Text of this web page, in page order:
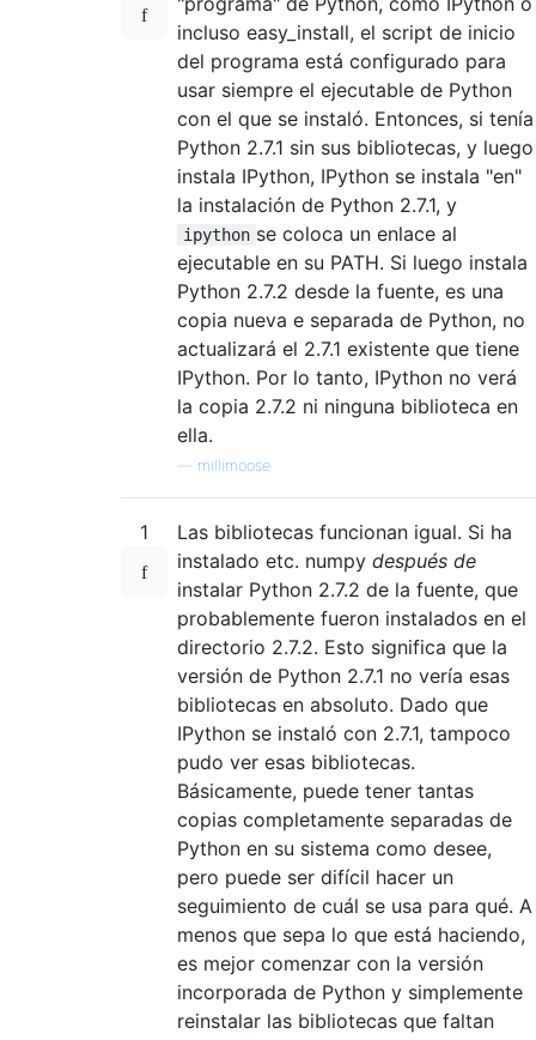
incluso easy_install, el script de inicio
del programa está configurado para
usar siempre el ejecutable de Python
con el que se instaló. Entonces, si tenía
Python 2.7.1 sin sus bibliotecas, y luego
instala IPython, IPython se instala "en"
la instalación de Python 2.7.1, y
ipython se coloca un enlace al
ejecutable en su PATH. Si luego instala
Python 2.7.2 desde la fuente, es una
copia nueva e separada de Python, no
actualizará el 2.7.1 existente que tiene
IPython. Por lo tanto, IPython no verá
la copia 2.7.2 ni ninguna biblioteca en
ella.
millimoose
1
Las bibliotecas funcionan igual. Si ha
instalado etc. numpy después de
instalar Python 2.7.2 de la fuente, que
probablemente fueron instalados en el
directorio 2.7.2. Esto significa que la
versión de Python 2.7.1 no vería esas
bibliotecas en absoluto. Dado que
IPython se instaló con 2.7.1, tampoco
pudo ver esas bibliotecas.
Básicamente, puede tener tantas
copias completamente separadas de
Python en su sistema como desee,
pero puede ser difícil hacer un
seguimiento de cuál se usa para qué. A
menos que sepa lo que está haciendo,
es mejor comenzar con la versión
incorporada de Python y simplemente
reinstalar las bibliotecas que faltan